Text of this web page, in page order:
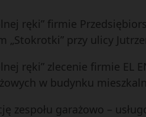
ręki” firmie
przy ulicy
ręki” zlecenie firmie EL
w budynku
zespołu garażowo –